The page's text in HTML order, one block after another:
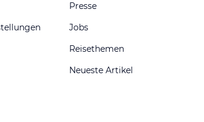
Presse
Jobs
Reisethemen
Neueste Artikel